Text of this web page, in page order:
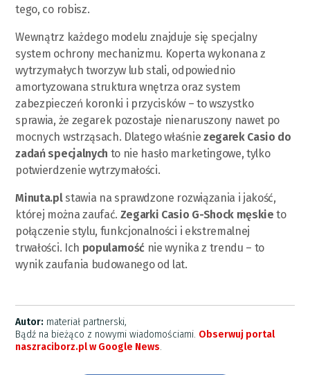
tego, co robisz.
Wewnątrz każdego modelu znajduje się specjalny
system ochrony mechanizmu. Koperta wykonana z
wytrzymałych tworzyw lub stali, odpowiednio
amortyzowana struktura wnętrza oraz system
zabezpieczeń koronki i przycisków – to wszystko
sprawia, że zegarek pozostaje nienaruszony nawet po
mocnych wstrząsach. Dlatego właśnie zegarek Casio do
zadań specjalnych to nie hasło marketingowe, tylko
potwierdzenie wytrzymałości.
Minuta.plstawia na sprawdzone rozwiązania i jakość,
której można zaufać. Zegarki Casio G-Shock męskie to
połączenie stylu, funkcjonalności i ekstremalnej
trwałości. Ich popularność nie wynika z trendu – to
wynik zaufania budowanego od lat.
Autor: materiał partnerski,
Bądź na bieżąco z nowymi wiadomościami. Obserwuj portal
naszraciborz.pl w Google News.